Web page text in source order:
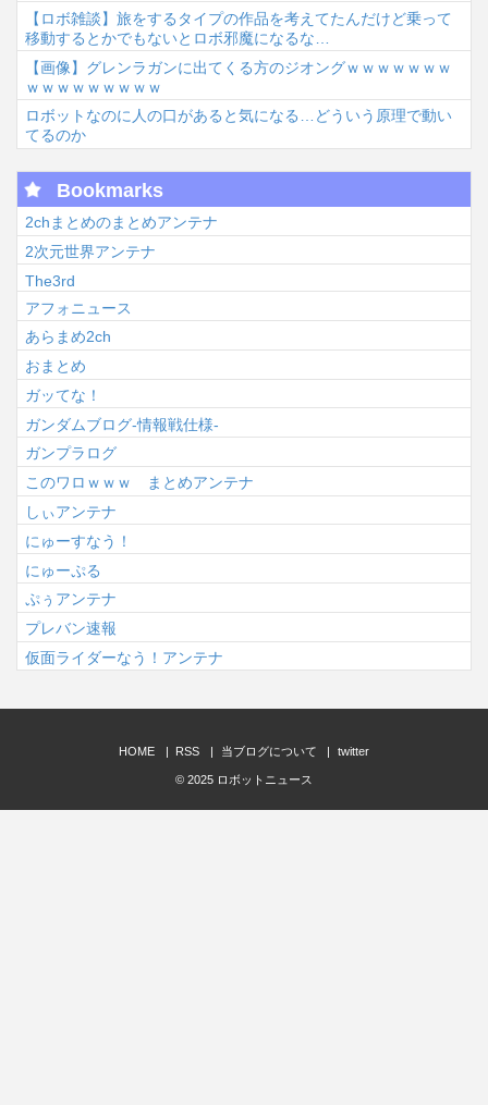
【ロボ雑談】旅をするタイプの作品を考えてたんだけど乗って
移動するとかでもないとロボ邪魔になるな…
【画像】グレンラガンに出てくる方のジオングｗｗｗｗｗｗｗ
ｗｗｗｗｗｗｗｗｗ
ロボットなのに人の口があると気になる…どういう原理で動い
てるのか
Bookmarks
2chまとめのまとめアンテナ
2次元世界アンテナ
The3rd
アフォニュース
あらまめ2ch
おまとめ
ガッてな！
ガンダムブログ-情報戦仕様-
ガンプラログ
このワロｗｗｗ まとめアンテナ
しぃアンテナ
にゅーすなう！
にゅーぷる
ぷぅアンテナ
プレバン速報
仮面ライダーなう！アンテナ
HOME RSS 当ブログについて twitter
© 2025 ロボットニュース